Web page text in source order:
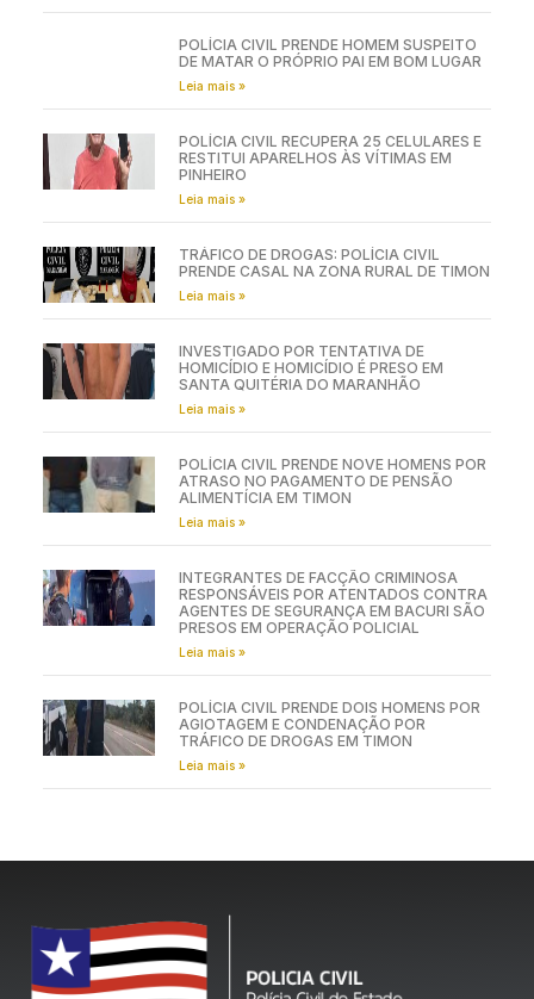
POLÍCIA CIVIL PRENDE HOMEM SUSPEITO
DE MATAR O PRÓPRIO PAI EM BOM LUGAR
Leia mais »
POLÍCIA CIVIL RECUPERA 25 CELULARES E
RESTITUI APARELHOS ÀS VÍTIMAS EM
PINHEIRO
Leia mais »
TRÁFICO DE DROGAS: POLÍCIA CIVIL
PRENDE CASAL NA ZONA RURAL DE TIMON
Leia mais »
INVESTIGADO POR TENTATIVA DE
HOMICÍDIO E HOMICÍDIO É PRESO EM
SANTA QUITÉRIA DO MARANHÃO
Leia mais »
POLÍCIA CIVIL PRENDE NOVE HOMENS POR
ATRASO NO PAGAMENTO DE PENSÃO
ALIMENTÍCIA EM TIMON
Leia mais »
INTEGRANTES DE FACÇÃO CRIMINOSA
RESPONSÁVEIS POR ATENTADOS CONTRA
AGENTES DE SEGURANÇA EM BACURI SÃO
PRESOS EM OPERAÇÃO POLICIAL
Leia mais »
POLÍCIA CIVIL PRENDE DOIS HOMENS POR
AGIOTAGEM E CONDENAÇÃO POR
TRÁFICO DE DROGAS EM TIMON
Leia mais »